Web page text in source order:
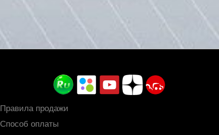
Правила продажи
Способ оплаты